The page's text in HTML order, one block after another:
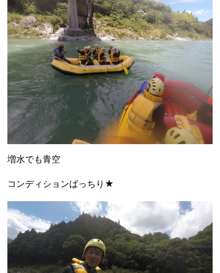
増水でも青空
コンディションばっちり★